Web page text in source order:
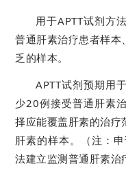
用于APTT试剂方
普通肝素治疗患者样
乏的样本。
APTT试剂预期用
少20例接受普通肝素
择应能覆盖肝素的治疗
肝素的样本。（注：
法建立监测普通肝素治